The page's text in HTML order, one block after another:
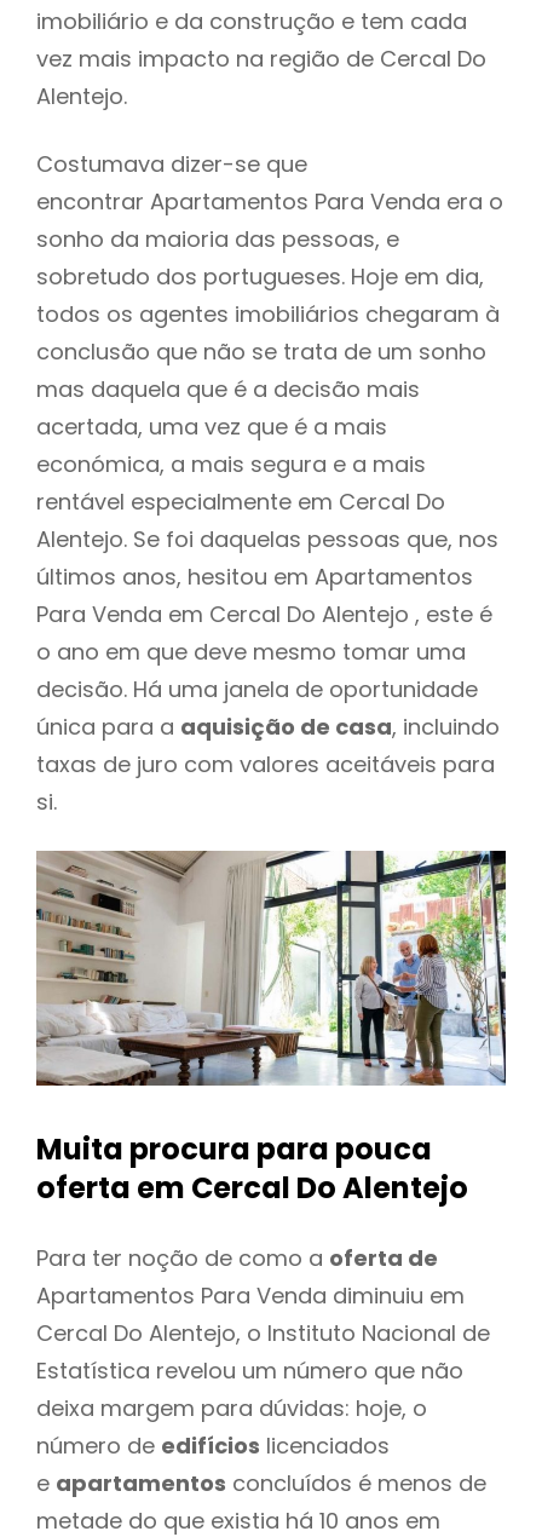
imobiliário e da construção e tem cada
vez mais impacto na região de Cercal Do
Alentejo.
Costumava dizer-se que
encontrar Apartamentos Para Venda era o
sonho da maioria das pessoas, e
sobretudo dos portugueses. Hoje em dia,
todos os agentes imobiliários chegaram à
conclusão que não se trata de um sonho
mas daquela que é a decisão mais
acertada, uma vez que é a mais
económica, a mais segura e a mais
rentável especialmente em Cercal Do
Alentejo. Se foi daquelas pessoas que, nos
últimos anos, hesitou em Apartamentos
Para Venda em Cercal Do Alentejo , este é
o ano em que deve mesmo tomar uma
decisão. Há uma janela de oportunidade
única para a aquisição de casa, incluindo
taxas de juro com valores aceitáveis para
si.
Muita procura para pouca
oferta em Cercal Do Alentejo
Para ter noção de como a oferta de
Apartamentos Para Venda diminuiu em
Cercal Do Alentejo, o Instituto Nacional de
Estatística revelou um número que não
deixa margem para dúvidas: hoje, o
número de edifícios licenciados
e apartamentos concluídos é menos de
metade do que existia há 10 anos em